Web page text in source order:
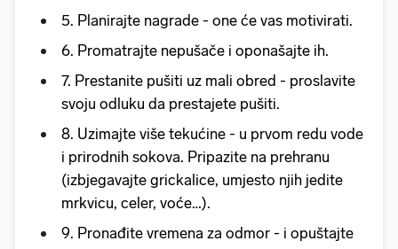
5. Planirajte nagrade - one će vas motivirati.
6. Promatrajte nepušače i oponašajte ih.
7. Prestanite pušiti uz mali obred - proslavite
svoju odluku da prestajete pušiti.
8. Uzimajte više tekućine - u prvom redu vode
i prirodnih sokova. Pripazite na prehranu
(izbjegavajte grickalice, umjesto njih jedite
mrkvicu, celer, voće…).
9. Pronađite vremena za odmor - i opuštajte